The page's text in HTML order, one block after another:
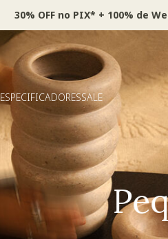
30% OFF no PIX* + 100% de
ESPECIFICADORESSALE